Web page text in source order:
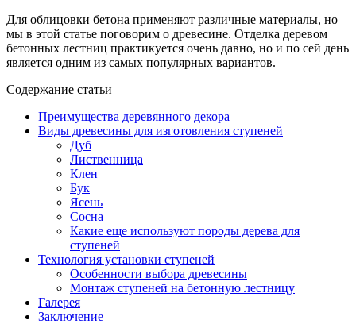
Для облицовки бетона применяют различные материалы, но
мы в этой статье поговорим о древесине. Отделка деревом
бетонных лестниц практикуется очень давно, но и по сей день
является одним из самых популярных вариантов.
Содержание статьи
Преимущества деревянного декора
Виды древесины для изготовления ступеней
Дуб
Лиственница
Клен
Бук
Ясень
Сосна
Какие еще используют породы дерева для
ступеней
Технология установки ступеней
Особенности выбора древесины
Монтаж ступеней на бетонную лестницу
Галерея
Заключение